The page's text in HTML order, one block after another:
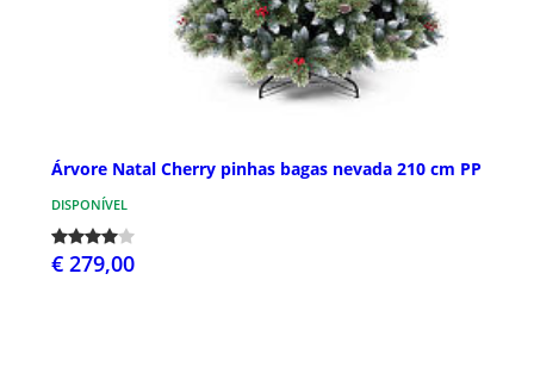
Árvore Natal Cherry pinhas bagas nevada 210 cm PP
DISPONÍVEL
€ 279,00